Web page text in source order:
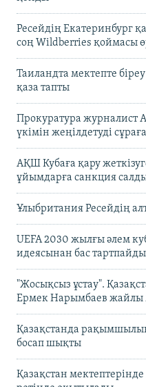
Ресейдің Екатеринбург
соң Wildberries қоймасы
Таиландта мектепте
қаза тапты
Прокуратура журналист
үкімін жеңілдетуді
АҚШ Кубаға қару
ұйымдарға санкция
Ұлыбритания Ресейдің
UEFA 2030 жылғы әлем
идеясынан бас тартпайды
"Жосықсыз ұстау".
Ермек Нарымбаев жайлы
Қазақстанда
босап шықты
Қазақстан